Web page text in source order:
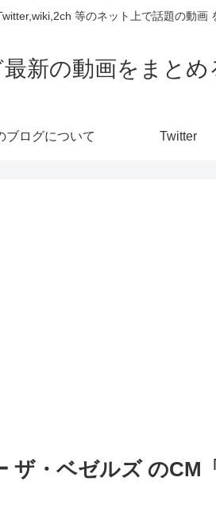
等のネット上で話題の動画
新の動画をまと
ブログについて Twitter
ザ・ベゼルズ のCM